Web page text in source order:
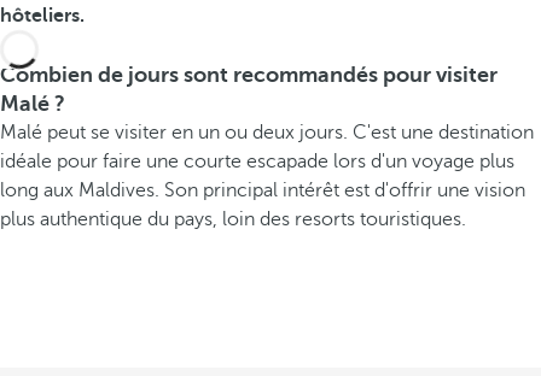
hôteliers.
Combien de jours sont recommandés pour visiter
Malé ?
Malé peut se visiter en un ou deux jours. C'est une destination
idéale pour faire une courte escapade lors d'un voyage plus
long aux Maldives. Son principal intérêt est d'offrir une vision
plus authentique du pays, loin des resorts touristiques.